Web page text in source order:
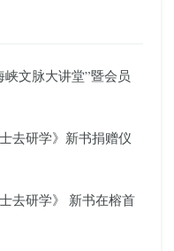
文脉大讲堂”暨会员
去研学》新书捐赠仪
去研学》 新书在榕首